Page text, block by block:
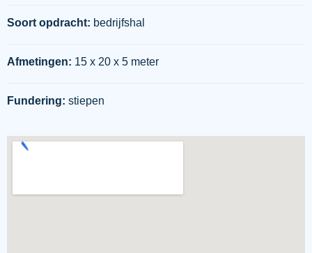
Soort opdracht: bedrijfshal
Afmetingen: 15 x 20 x 5 meter
Fundering: stiepen